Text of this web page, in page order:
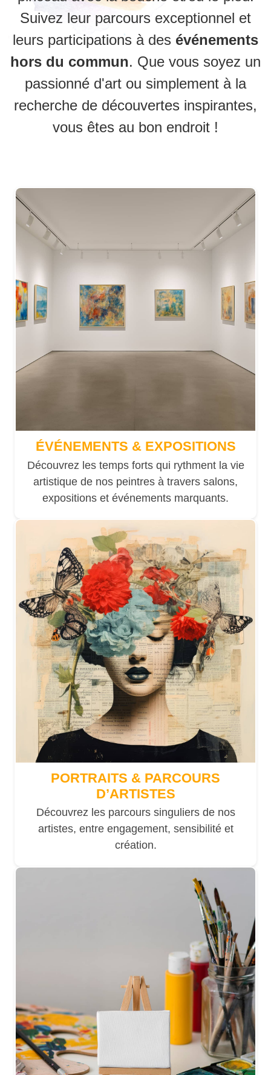
Suivez leur parcours exceptionnel et
leurs participations à des événements
hors du commun. Que vous soyez un
passionné d'art ou simplement à la
recherche de découvertes inspirantes,
vous êtes au bon endroit !
ÉVÉNEMENTS & EXPOSITIONS
Découvrez les temps forts qui rythment la vie
artistique de nos peintres à travers salons,
expositions et événements marquants.
PORTRAITS & PARCOURS
D’ARTISTES
Découvrez les parcours singuliers de nos
artistes, entre engagement, sensibilité et
création.